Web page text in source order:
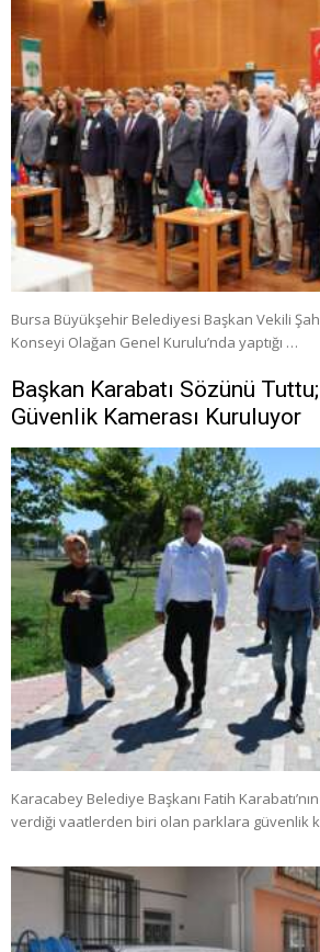
Bursa Büyükşehir Belediyesi Başkan Vekili
Konseyi Olağan Genel Kurulu’nda yaptığı …
Başkan Karabatı Sözünü
Güvenlik Kamerası Kuruluyor
Karacabey Belediye Başkanı Fatih
verdiği vaatlerden biri olan parklara güvenlik